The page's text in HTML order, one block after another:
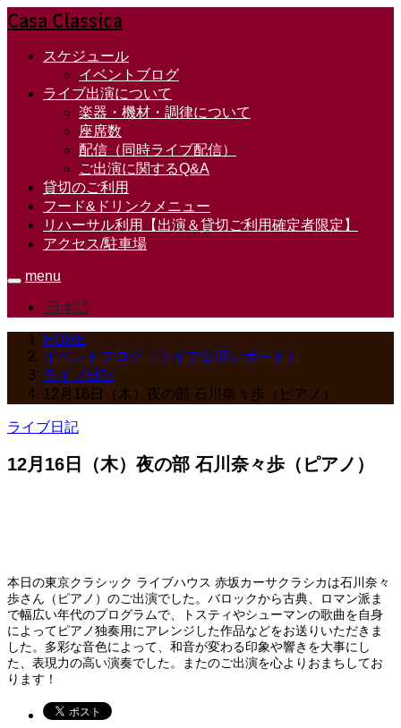
Casa Classica
スケジュール
イベントブログ
ライブ出演について
楽器・機材・調律について
座席数
配信（同時ライブ配信）
ご出演に関するQ&A
貸切のご利用
フード&ドリンクメニュー
リハーサル利用【出演＆貸切ご利用確定者限定】
アクセス/駐車場
menu
日本語
HOME
イベントブログ（ライブ公演レポート）
ライブ日記
12月16日（木）夜の部 石川奈々歩（ピアノ）
ライブ日記
12月16日（木）夜の部 石川奈々歩（ピアノ）
本日の東京クラシック ライブハウス 赤坂カーサクラシカは石川奈々
歩さん（ピアノ）のご出演でした。バロックから古典、ロマン派ま
で幅広い年代のプログラムで、トスティやシューマンの歌曲を自身
によってピアノ独奏用にアレンジした作品などをお送りいただきま
した。多彩な音色によって、和音が変わる印象や響きを大事にし
た、表現力の高い演奏でした。またのご出演を心よりおまちしてお
ります！